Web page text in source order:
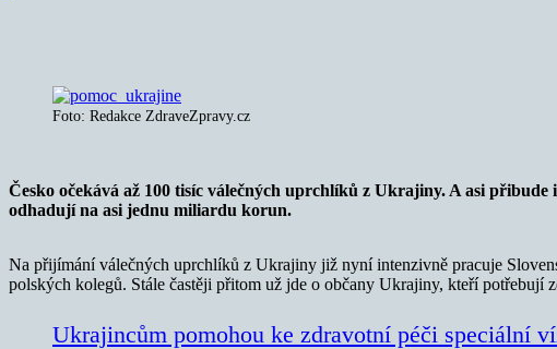
Foto: Redakce ZdraveZpravy.cz
Česko očekává až 100 tisíc válečných uprchlíků z Ukrajiny. A asi
odhadují na asi jednu miliardu korun.
Na přijímání válečných uprchlíků z Ukrajiny již nyní intenzivně pracuje
polských kolegů. Stále častěji přitom už jde o občany Ukrajiny, kteří potřebují
Ukrajincům pomohou ke zdravotní péči speciální